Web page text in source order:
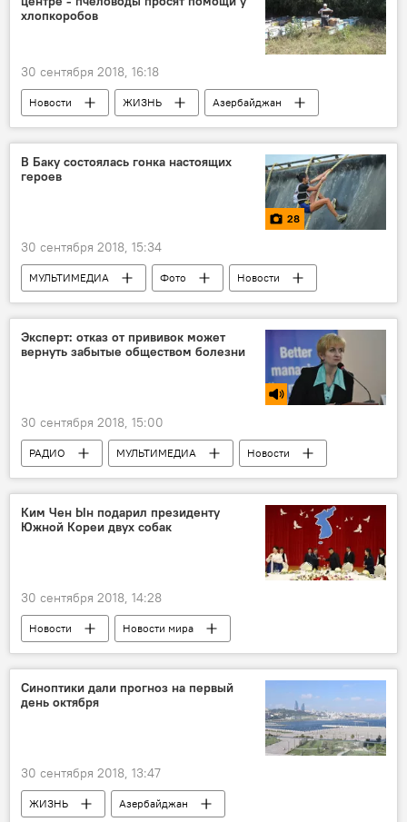
хлопкоробов
30 сентября 2018, 16:18
Новости ЖИЗНЬ
Азербайджан
Экономика
помощь
Мед
Пчелы
хлопкоробы
пасека
пчеловоды
В Баку состоялась гонка настоящих
героев
28
30 сентября 2018, 15:34
МУЛЬТИМЕДИА Фото
Новости
Азербайджан
Эксперт: отказ от прививок может
вернуть забытые обществом болезни
30 сентября 2018, 15:00
РАДИО МУЛЬТИМЕДИА
Новости
Здоровье
ЖИЗНЬ Новости мира
Ким Чен Ын подарил президенту
Южной Кореи двух собак
30 сентября 2018, 14:28
Новости Новости мира
Синоптики дали прогноз на первый
день октября
30 сентября 2018, 13:47
ЖИЗНЬ
Азербайджан